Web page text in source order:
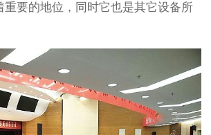
重要的地位，同时它也是其它设备所